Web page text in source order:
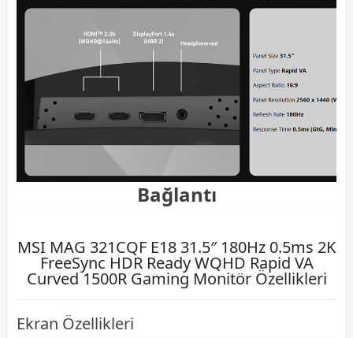
Bağlantı
MSI MAG 321CQF E18 31.5″ 180Hz 0.5ms 2K
FreeSync HDR Ready WQHD Rapid VA
Curved 1500R Gaming Monitör Özellikleri
Ekran Özellikleri